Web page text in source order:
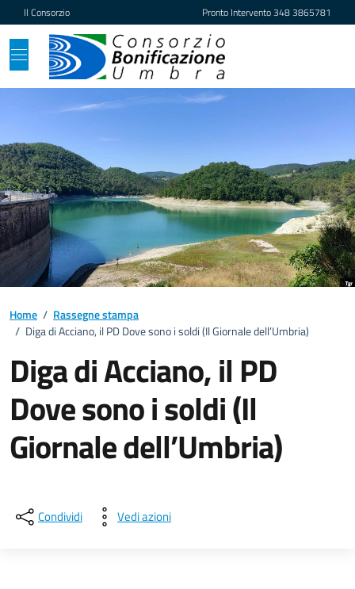
Vai ai contenuti
Vai al footer
Il Consorzio Pronto Intervento348 3865781
Home / Rassegne stampa
/ Diga di Acciano, il PD Dove sono i soldi (Il Giornale dell’Umbria)
Diga di Acciano, il PD
Dove sono i soldi (Il
Giornale dell’Umbria)
Condividi Vedi azioni